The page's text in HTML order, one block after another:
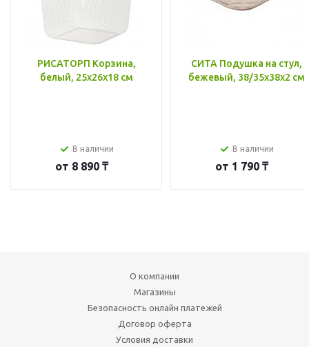
РИСАТОРП Корзина,
белый, 25x26x18 см
В наличии
от 8 890 ₸
СИТА Подушка на стул,
бежевый, 38/35x38x2 см
В наличии
от 1 790 ₸
О компании
Магазины
Безопасность онлайн платежей
Договор оферта
Условия доставки